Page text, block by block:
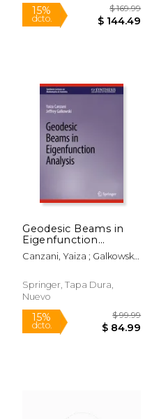
50%
dcto.
$ 372.93
Geodesic Beams in
Eigenfunction
Analysis (en Inglés)
Canzani, Yaiza ; Galkowski,
Springer, Tapa Dura,
Nuevo